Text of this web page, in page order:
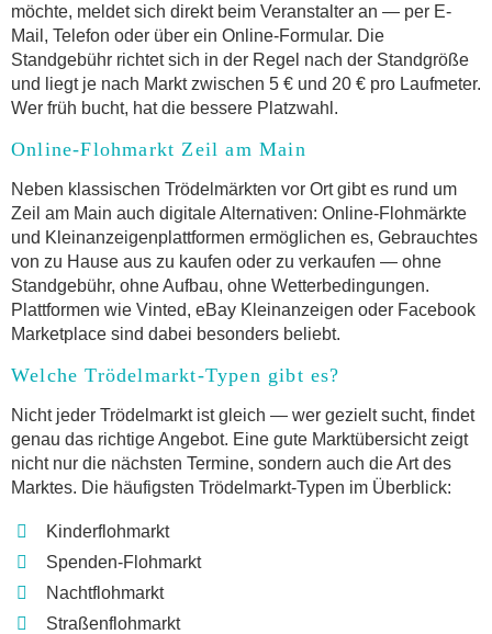
möchte, meldet sich direkt beim Veranstalter an — per E-
Mail, Telefon oder über ein Online-Formular. Die
Standgebühr richtet sich in der Regel nach der Standgröße
und liegt je nach Markt zwischen 5 € und 20 € pro Laufmeter.
Wer früh bucht, hat die bessere Platzwahl.
Online-Flohmarkt Zeil am Main
Neben klassischen Trödelmärkten vor Ort gibt es rund um
Zeil am Main auch digitale Alternativen: Online-Flohmärkte
und Kleinanzeigenplattformen ermöglichen es, Gebrauchtes
von zu Hause aus zu kaufen oder zu verkaufen — ohne
Standgebühr, ohne Aufbau, ohne Wetterbedingungen.
Plattformen wie Vinted, eBay Kleinanzeigen oder Facebook
Marketplace sind dabei besonders beliebt.
Welche Trödelmarkt-Typen gibt es?
Nicht jeder Trödelmarkt ist gleich — wer gezielt sucht, findet
genau das richtige Angebot. Eine gute Marktübersicht zeigt
nicht nur die nächsten Termine, sondern auch die Art des
Marktes. Die häufigsten Trödelmarkt-Typen im Überblick:
Kinderflohmarkt
Spenden-Flohmarkt
Nachtflohmarkt
Straßenflohmarkt